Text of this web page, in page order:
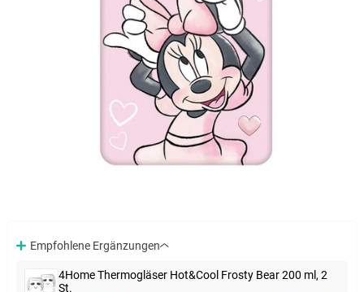
Empfohlene Ergänzungen
4Home Thermogläser Hot&Cool Frosty Bear 200 ml, 2
St.